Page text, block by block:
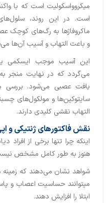
میکروواسکولیت است که با
است. در این روند،
ماکروفاژها به رگ‌های کوچک
و باعث التهاب و آسیب آن‌ها
این آسیب موجب ایسکمی
می‌گردد که در نهایت منجر
بافت عصبی می‌شود. بررسی
سایتوکین‌ها و مولکول‌های
التهاب نقشی کلیدی دارند.
نقش فاکتورهای ژنتیکی و
اینکه چرا تنها برخی از افراد
هنوز به طور کامل مشخص
شواهد نشان می‌دهند که زمینه
میتوانند حساسیت اعصاب و
ابتلا را افزایش دهند.